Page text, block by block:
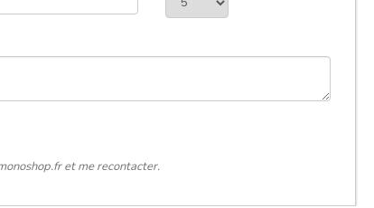
et me recontacter.